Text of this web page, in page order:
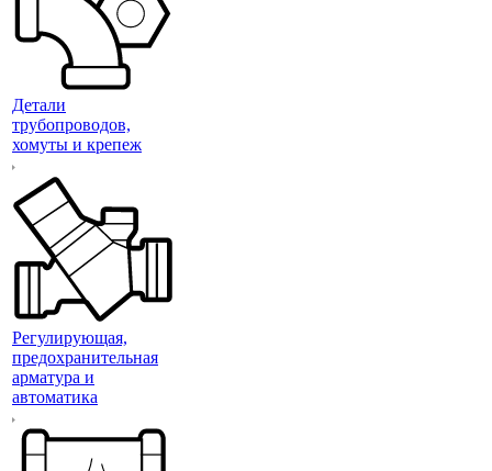
Детали
трубопроводов,
хомуты и крепеж
Регулирующая,
предохранительная
арматура и
автоматика